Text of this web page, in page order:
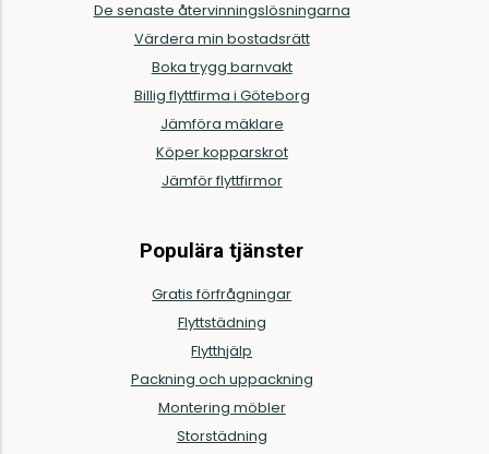
De senaste återvinningslösningarna
Värdera min bostadsrätt
Boka trygg barnvakt
Billig flyttfirma i Göteborg
Jämföra mäklare
Köper kopparskrot
Jämför flyttfirmor
Populära tjänster
Gratis förfrågningar
Flyttstädning
Flytthjälp
Packning och uppackning
Montering möbler
Storstädning